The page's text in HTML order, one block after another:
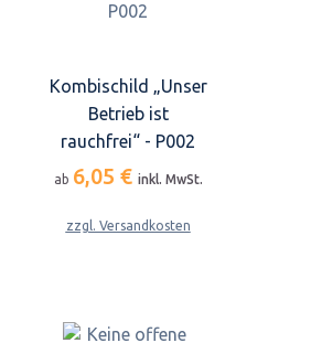
Kombischild „Unser
Betrieb ist
rauchfrei“ - P002
ab 6,05 € inkl. MwSt.
zzgl. Versandkosten